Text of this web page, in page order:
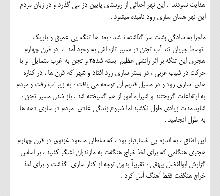
هدایت نمودند . این نهر احداثی از روستای پایین دزا می گذرد و در زبان مردم
این نهر همان ساری رود نامیده میشود .
ماجرا به سادگی پشت سر گذاشته نـشد ، بعد ها تنگه یی عمیق و باریک
توسط جریان تند آب تجن در مسیر تازه اش به وحود آمد ، در قرن چهارم
هجری این تنگه بر اثر رانشی عظیم بسته شد ۲۵ و تجن به غرب متمایل و با
حرکت در شیب غربی ، در بستر ساری رود افتاد و شهر که قرن ها ، در کناره
های ساری رود و در مسیل قدیم آن توسعه می یافت ، به زیر آب رفت و مردم
به ارتفاعات گریختند و شیرازه امور از هم گسیخته شد . باز شدن مسیر تجن ،
شاید مدت زیادی طول نکشید اما شروع زندگی عادی مردم در ساری دهه ها
به طول انجامید .
این اتفاق ، به اندازه یی خسارتبار بود ، که سلطان مسعود غزنوی در قرن چهارم
هجری هنگامی که برای اخذ خراج هنگفت به مازندران لشگر کشید ، بر اساس
گزارش ابوالفضل بیهقی ، تقریباً بدون توجه از کنار ساری گذشت و برای اخذ
خراج هنگفت فقط آهنگ آمل کرد .